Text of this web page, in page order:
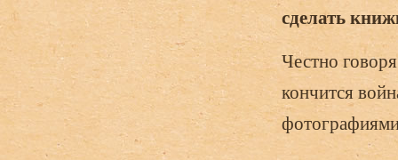
сделать
Честно
кончится